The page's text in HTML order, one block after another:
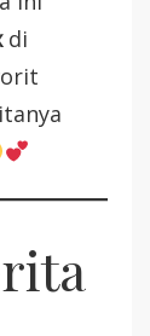
di